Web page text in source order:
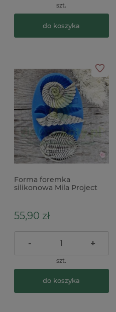
szt.
do koszyka
Forma foremka
silikonowa Mila Project
55,90 zł
- +
szt.
do koszyka